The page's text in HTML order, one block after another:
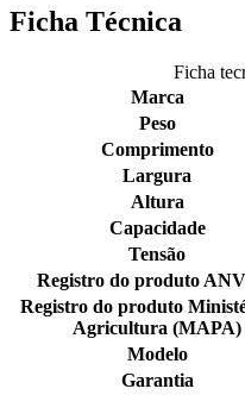
Ficha Técnica
Ficha
Marca
Peso
Comprimento
Largura
Altura
Capacidade
Tensão
Registro do produto
Registro do produto
Agricultura (MAPA)
Modelo
Garantia